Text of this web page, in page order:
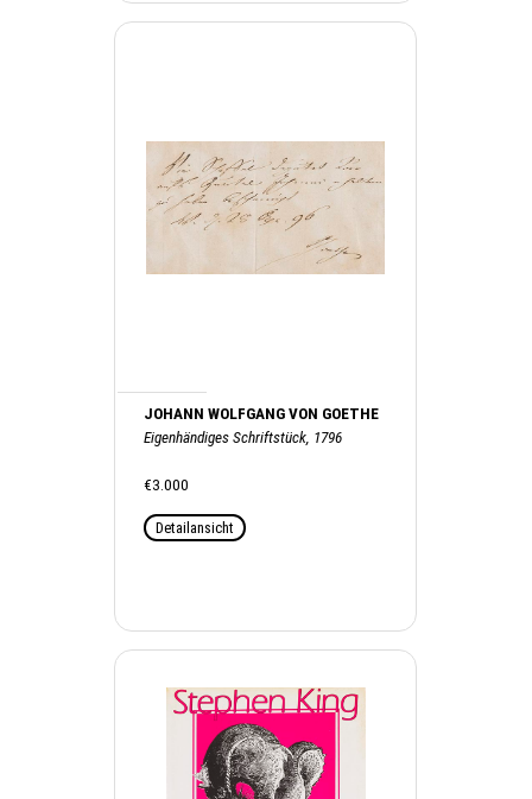
JOHANN WOLFGANG VON GOETHE
Eigenhändiges Schriftstück, 1796
€3.000
Detailansicht